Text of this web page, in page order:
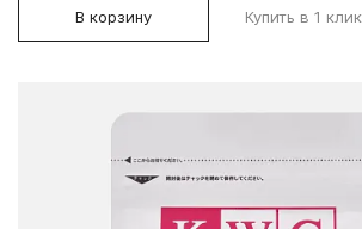
В корзину Купить в 1 клик